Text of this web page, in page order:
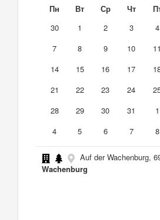
Пн Вт Ср Чт
30
1 2 3 4
7
8 9 10 11
14
15 16 17
21
22 23 24
28
29 30 31 1
4
5 6 7 8
Auf der Wachenburg,
Wachenburg